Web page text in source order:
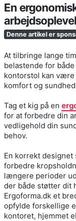
En
Denne artikel er
At tilbringe lange
belastende for
kontorstol kan
komfort og
Tag et kig på en
for at forbedre din
vedligehold din
behov.
En korrekt
forbedre
længere perioder
der både støtter dit
Ergoforma.dk et
opfylde forskellige
kontoret, hjemmet